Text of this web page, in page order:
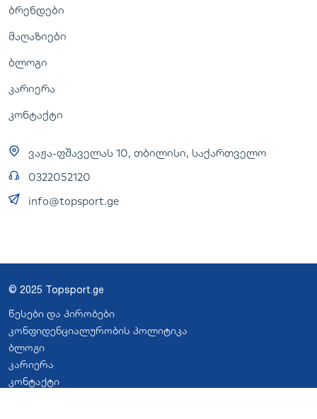
ბრენდები
მაღაზიები
ბლოგი
კარიერა
კონტაქტი
ვაჟა-ფშაველას 10, თბილისი, საქართველო
0322052120
info@topsport.ge
© 2025 Topsport.ge
წესები და პირობები
კონფიდენციალურობის პოლიტიკა
ბლოგი
კარიერა
კონტაქტი